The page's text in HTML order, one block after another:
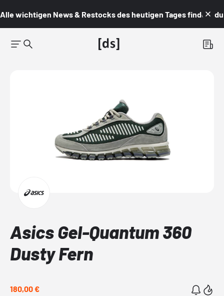
Alle wichtigen News & Restocks des heutigen Tages findest du
Asics Gel-Quantum 360
Dusty Fern
180,00 €